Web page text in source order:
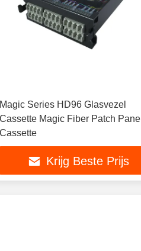
Magic Series HD96 Glasvezel
Cassette Magic Fiber Patch Panel
Cassette
Krijg Beste Prijs